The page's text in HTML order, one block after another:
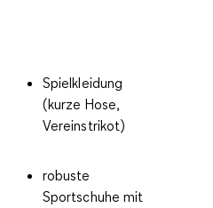
Spielkleidung
(kurze Hose,
Vereinstrikot)
robuste
Sportschuhe mit